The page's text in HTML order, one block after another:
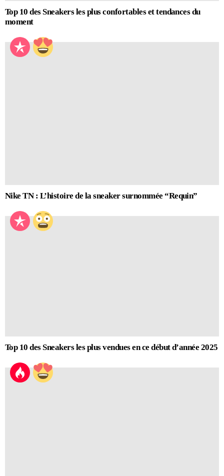
Top 10 des Sneakers les plus confortables et tendances du
moment
Nike TN : L’histoire de la sneaker surnommée “Requin”
Top 10 des Sneakers les plus vendues en ce début d’année 2025